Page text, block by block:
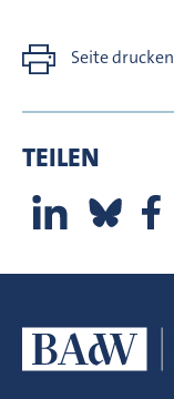
Seite drucken
TEILEN